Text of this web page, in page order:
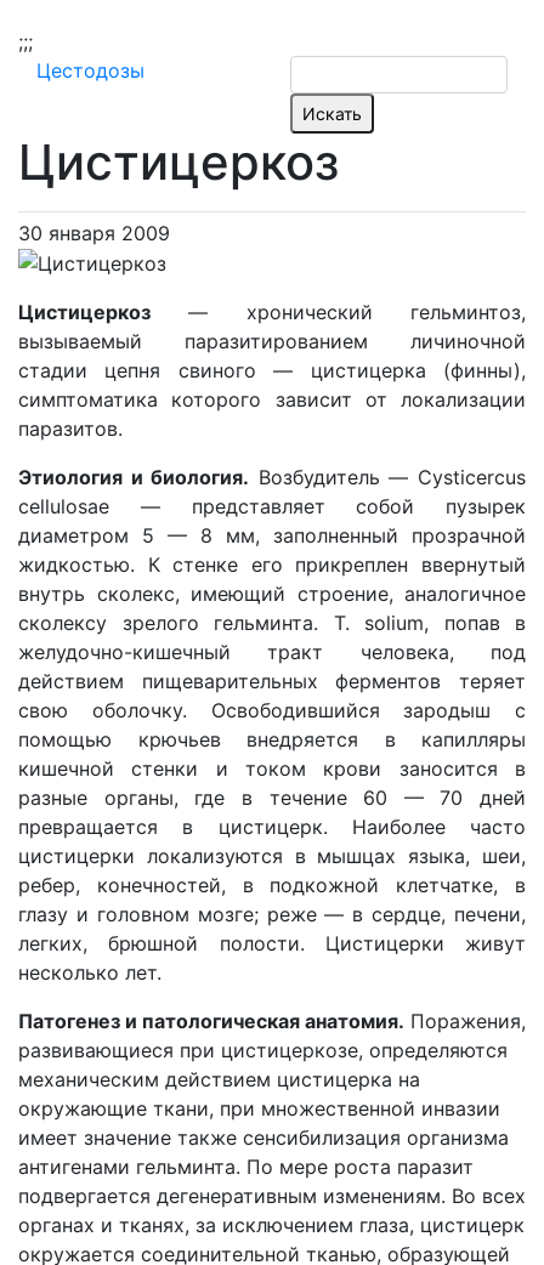
;;;
Цестодозы
Цистицеркоз
30 января 2009
Цистицеркоз — хронический гельминтоз,
вызываемый паразитированием личиночной
стадии цепня свиного — цистицерка (финны),
симптоматика которого зависит от локализации
паразитов.
Этиология и биология. Возбудитель — Cysticercus
cellulosae — представляет собой пузырек
диаметром 5 — 8 мм, заполненный прозрачной
жидкостью. К стенке его прикреплен ввернутый
внутрь сколекс, имеющий строение, аналогичное
сколексу зрелого гельминта. Т. solium, попав в
желудочно-кишечный тракт человека, под
действием пищеварительных ферментов теряет
свою оболочку. Освободившийся зародыш с
помощью крючьев внедряется в капилляры
кишечной стенки и током крови заносится в
разные органы, где в течение 60 — 70 дней
превращается в цистицерк. Наиболее часто
цистицерки локализуются в мышцах языка, шеи,
ребер, конечностей, в подкожной клетчатке, в
глазу и головном мозге; реже — в сердце, печени,
легких, брюшной полости. Цистицерки живут
несколько лет.
Патогенез и патологическая анатомия. Поражения,
развивающиеся при цистицеркозе, определяются
механическим действием цистицерка на
окружающие ткани, при множественной инвазии
имеет значение также сенсибилизация организма
антигенами гельминта. По мере роста паразит
подвергается дегенеративным изменениям. Во всех
органах и тканях, за исключением глаза, цистицерк
окружается соединительной тканью, образующей